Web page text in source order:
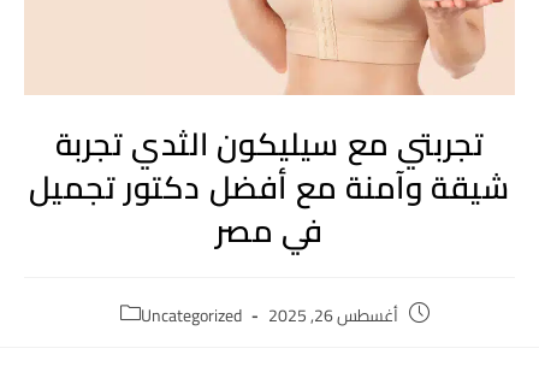
تجربتي مع سيليكون الثدي تجربة
شيقة وآمنة مع أفضل دكتور تجميل
في مصر
أغسطس 26, 2025 Uncategorized